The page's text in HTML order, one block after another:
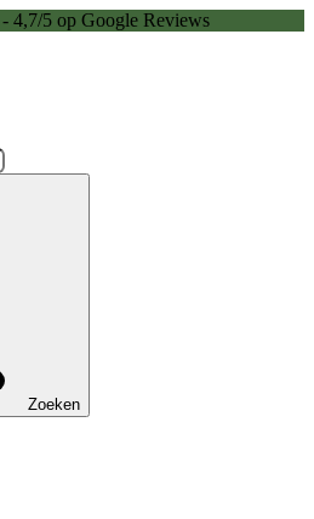
4,7/5 op Google Reviews
Zoeken